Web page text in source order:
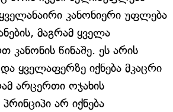
კანონიერი უფლება
მაგრამ ყველა
წინაშე. ეს არის
ყველაფერზე იქნება მკაცრი
არცერთი ოჯახის
არ იქნება